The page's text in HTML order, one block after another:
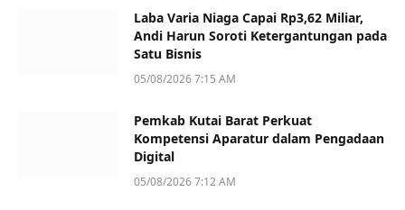
Laba Varia Niaga Capai Rp3,62 Miliar,
Andi Harun Soroti Ketergantungan pada
Satu Bisnis
05/08/2026 7:15 AM
Pemkab Kutai Barat Perkuat
Kompetensi Aparatur dalam Pengadaan
Digital
05/08/2026 7:12 AM